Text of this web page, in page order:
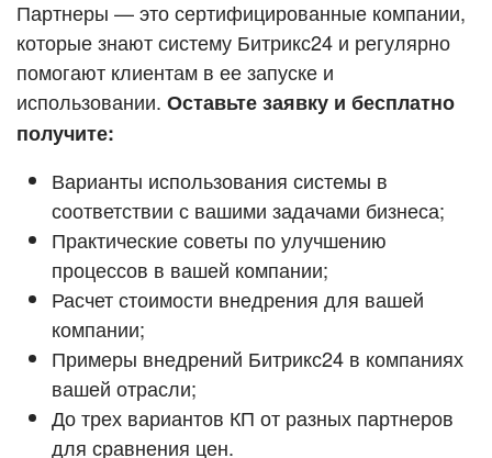
ВХОД
ВХОД
Смотреть видеокейсы
Партнеры — это сертифицированные компании,
которые знают систему Битрикс24 и регулярно
помогают клиентам в ее запуске и
использовании. Оставьте заявку и бесплатно
получите:
Варианты использования системы в
соответствии с вашими задачами бизнеса;
Практические советы по улучшению
процессов в вашей компании;
Расчет стоимости внедрения для вашей
компании;
Примеры внедрений Битрикс24 в компаниях
вашей отрасли;
До трех вариантов КП от разных партнеров
для сравнения цен.